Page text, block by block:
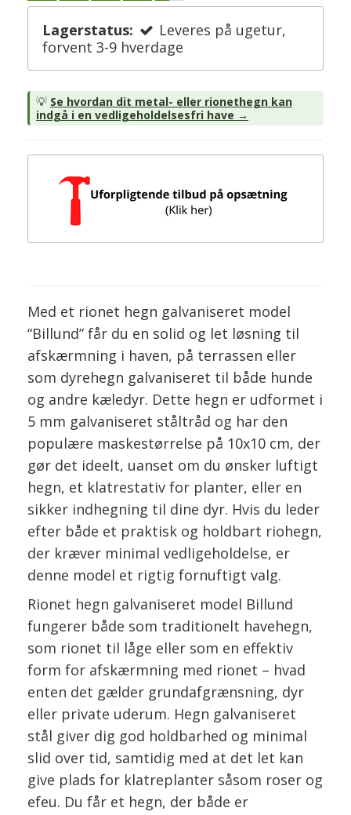
Lagerstatus:
Leveres på ugetur,
forvent 3-9 hverdage
💡 Se hvordan dit metal- eller rionethegn kan
indgå i en vedligeholdelsesfri have →
Med et rionet hegn galvaniseret model
“Billund” får du en solid og let løsning til
afskærmning i haven, på terrassen eller
som dyrehegn galvaniseret til både hunde
og andre kæledyr. Dette hegn er udformet i
5 mm galvaniseret ståltråd og har den
populære maskestørrelse på 10x10 cm, der
gør det ideelt, uanset om du ønsker luftigt
hegn, et klatrestativ for planter, eller en
sikker indhegning til dine dyr. Hvis du leder
efter både et praktisk og holdbart riohegn,
der kræver minimal vedligeholdelse, er
denne model et rigtig fornuftigt valg.
Rionet hegn galvaniseret model Billund
fungerer både som traditionelt havehegn,
som rionet til låge eller som en effektiv
form for afskærmning med rionet – hvad
enten det gælder grundafgrænsning, dyr
eller private uderum. Hegn galvaniseret
stål giver dig god holdbarhed og minimal
slid over tid, samtidig med at det let kan
give plads for klatreplanter såsom roser og
efeu. Du får et hegn, der både er